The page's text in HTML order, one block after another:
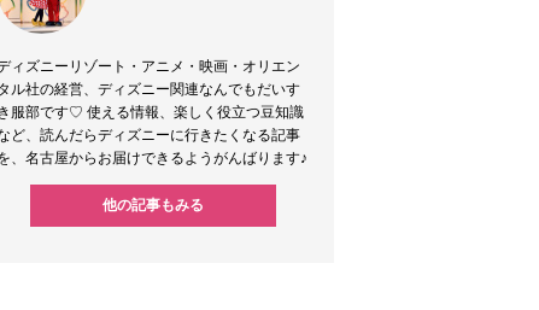
ィズニーリゾート・アニメ・映画・オリエン
ル社の経営、ディズニー関連なんでもだいす
服部です♡ 使える情報、楽しく役立つ豆知識
ど、読んだらディズニーに行きたくなる記事
、名古屋からお届けできるようがんばります♪
他の記事もみる